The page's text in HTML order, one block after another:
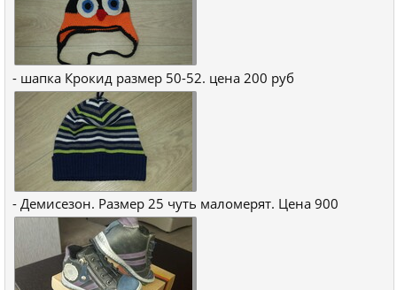
- шапка Крокид размер 50-52. цена 200 руб
- Демисезон. Размер 25 чуть маломерят. Цена 900